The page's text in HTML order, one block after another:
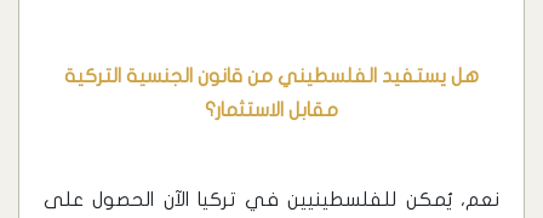
هل يستفيد الفلسطيني من قانون الجنسية التركية
مقابل الاستثمار؟
نعم، يُمكن للفلسطينيين في تركيا الآن الحصول على